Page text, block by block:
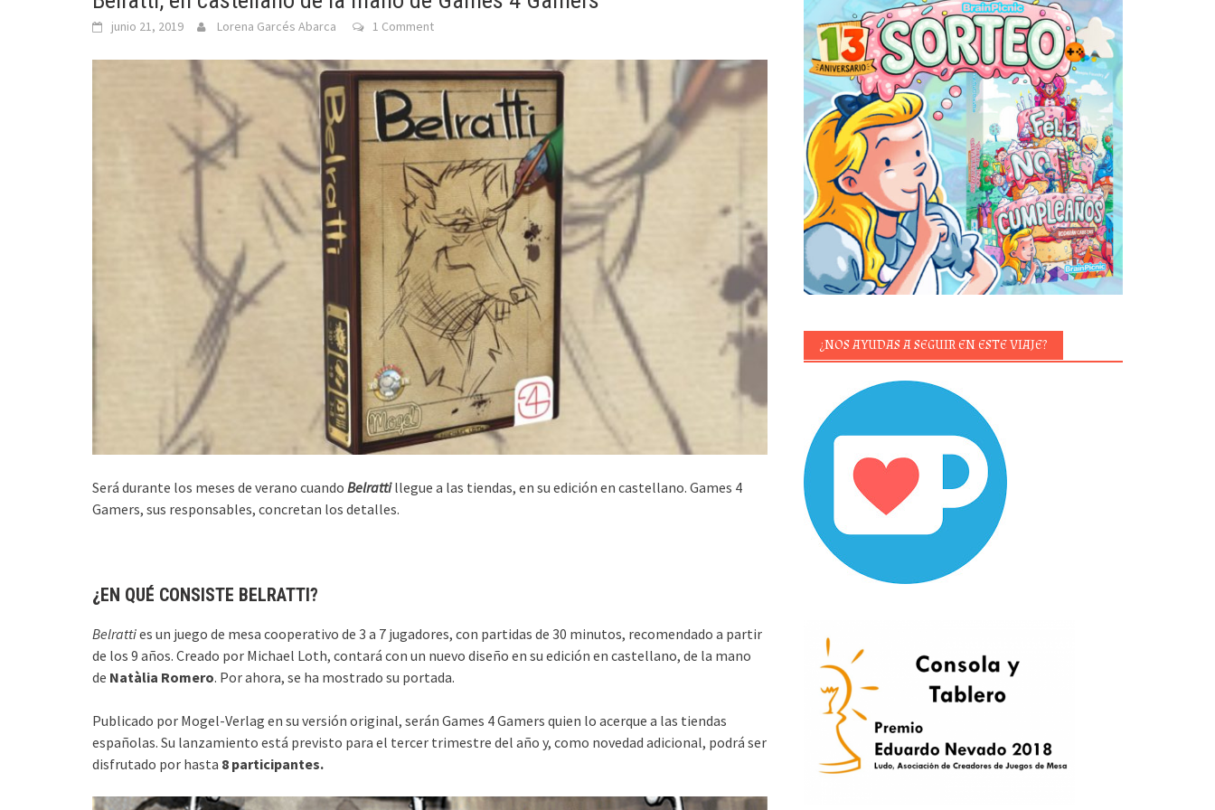
junio 21, 2019 Lorena Garcés Abarca 1 Comment
Será durante los meses de verano cuando Belratti llegue a las tiendas, en su edición en castellano. Games 4
Gamers, sus responsables, concretan los detalles.
¿EN QUÉ CONSISTE BELRATTI?
Belratties un juego de mesa cooperativo de 3 a 7 jugadores, con partidas de 30 minutos, recomendado a partir
de los 9 años. Creado por Michael Loth, contará con un nuevo diseño en su edición en castellano, de la mano
de Natàlia Romero. Por ahora, se ha mostrado su portada.
Publicado por Mogel-Verlag en su versión original, serán Games 4 Gamers quien lo acerque a las tiendas
españolas. Su lanzamiento está previsto para el tercer trimestre del año y, como novedad adicional, podrá ser
disfrutado por hasta 8 participantes.
¿NOS AYUDAS A SEGUIR EN ESTE VIAJE?